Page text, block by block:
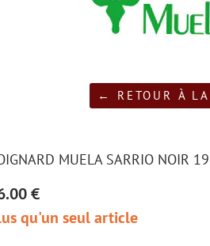
← RETOUR À
MUELA SARRIO NOIR
€
qu'un seul article